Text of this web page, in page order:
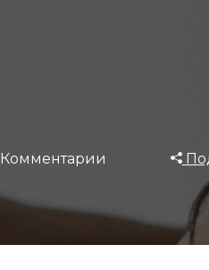
Комментарии